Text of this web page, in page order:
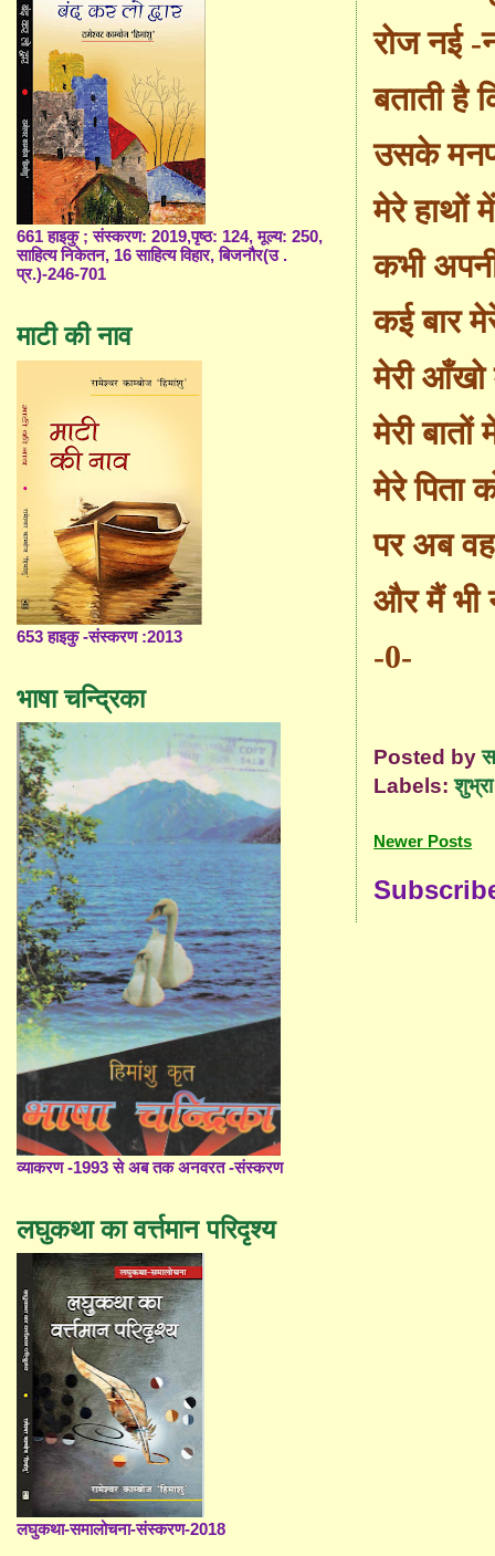
रोज नई -
बताती है
उसके
मेरे हाथों
कभी
कई बार
मेरी आँखो
मेरी बातों
मेरे पिता
पर अब
और मैं भी
-0-
Posted by
Labels:
Newer Posts
661 हाइकु ; संस्करण: 2019,पृष्ठ: 124, मूल्य: 250,
साहित्य निकेतन, 16 साहित्य विहार, बिजनौर(उ .
प्र.)-246-701
माटी की नाव
653 हाइकु -संस्करण :2013
भाषा चन्द्रिका
व्याकरण -1993 से अब तक अनवरत -संस्करण
लघुकथा का वर्त्तमान परिदृश्य
लघुकथा-समालोचना-संस्करण-2018